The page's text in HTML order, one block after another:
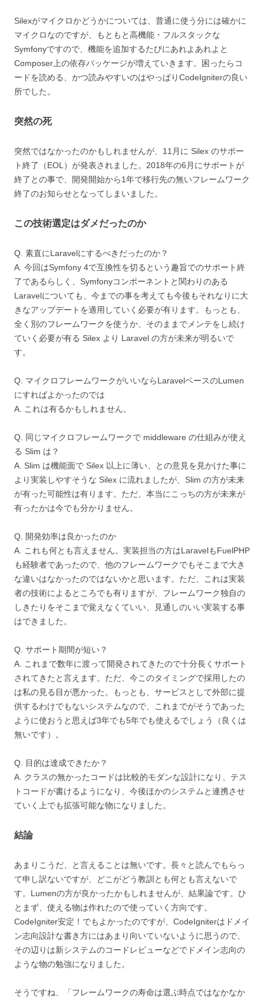
Silexがマイクロかどうかについては、普通に使う分には確かに
マイクロなのですが、もともと高機能・フルスタックな
Symfonyですので、機能を追加するたびにあれよあれよと
Composer上の依存パッケージが増えていきます。困ったらコ
ードを読める、かつ読みやすいのはやっぱりCodeIgniterの良い
所でした。
突然の死
突然ではなかったのかもしれませんが、11月に Silex のサポー
ト終了（EOL）が発表されました。2018年の6月にサポートが
終了との事で、開発開始から1年で移行先の無いフレームワーク
終了のお知らせとなってしまいました。
この技術選定はダメだったのか
Q. 素直にLaravelにするべきだったのか？
A. 今回はSymfony 4で互換性を切るという趣旨でのサポート終
了であるらしく、Symfonyコンポーネントと関わりのある
Laravelについても、今までの事を考えても今後もそれなりに大
きなアップデートを適用していく必要が有ります。もっとも、
全く別のフレームワークを使うか、そのままでメンテをし続け
ていく必要が有る Silex より Laravel の方が未来が明るいで
す。
Q. マイクロフレームワークがいいならLaravelベースのLumen
にすればよかったのでは
A. これは有るかもしれません。
Q. 同じマイクロフレームワークで middleware の仕組みが使え
る Slim は？
A. Slim は機能面で Silex 以上に薄い、との意見を見かけた事に
より実装しやすそうな Silex に流れましたが、Slim の方が未来
が有った可能性は有ります。ただ、本当にこっちの方が未来が
有ったかは今でも分かりません。
Q. 開発効率は良かったのか
A. これも何とも言えません。実装担当の方はLaravelもFuelPHP
も経験者であったので、他のフレームワークでもそこまで大き
な違いはなかったのではないかと思います。ただ、これは実装
者の技術によるところでも有りますが、フレームワーク独自の
しきたりをそこまで覚えなくていい、見通しのいい実装する事
はできました。
Q. サポート期間が短い？
A. これまで数年に渡って開発されてきたので十分長くサポート
されてきたと言えます。ただ、今このタイミングで採用したの
は私の見る目が悪かった。もっとも、サービスとして外部に提
供するわけでもないシステムなので、これまでがそうであった
ように使おうと思えば3年でも5年でも使えるでしょう（良くは
無いです）。
Q. 目的は達成できたか？
A. クラスの無かったコードは比較的モダンな設計になり、テス
トコードが書けるようになり、今後ほかのシステムと連携させ
ていく上でも拡張可能な物になりました。
結論
あまりこうだ、と言えることは無いです。長々と読んでもらっ
て申し訳ないですが、どこがどう教訓とも何とも言えないで
す。Lumenの方が良かったかもしれませんが、結果論です。ひ
とまず、使える物は作れたので使っていく方向です。
CodeIgniter安定！でもよかったのですが、CodeIgniterはドメイ
ン志向設計な書き方にはあまり向いていないように思うので、
その辺りは新システムのコードレビューなどでドメイン志向の
ような物の勉強になりました。
そうですね、「フレームワークの寿命は選ぶ時点ではなかなか